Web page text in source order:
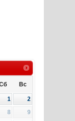
Вс
1
2
8
9